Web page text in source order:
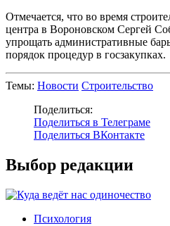
Отмечается, что во время
центра в Вороновском Сергей
упрощать административные
порядок процедур в госзакупках.
Темы: Новости Строительство
Поделиться:
Поделиться в Телеграме
Поделиться ВКонтакте
Выбор редакции
Психология